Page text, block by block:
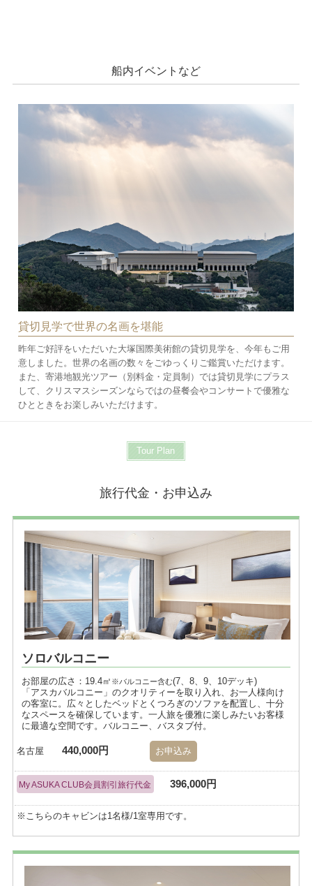
船内イベントなど
貸切見学で世界の名画を堪能
昨年ご好評をいただいた大塚国際美術館の貸切見学を、今年もご用
意しました。世界の名画の数々をごゆっくりご鑑賞いただけます。
また、寄港地観光ツアー（別料金・定員制）では貸切見学にプラス
して、クリスマスシーズンならではの昼餐会やコンサートで優雅な
ひとときをお楽しみいただけます。
Tour Plan
旅行代金・お申込み
ソロバルコニー
お部屋の広さ：19.4㎡ ※バルコニー含む(7、8、9、10デッキ)
「アスカバルコニー」のクオリティーを取り入れ、お一人様向け
の客室に。広々としたベッドとくつろぎのソファを配置し、十分
なスペースを確保しています。一人旅を優雅に楽しみたいお客様
に最適な空間です。バルコニー、バスタブ付。
名古屋 440,000円 お申込み
My ASUKA CLUB会員割引旅行代金 396,000円
※こちらのキャビンは1名様/1室専用です。